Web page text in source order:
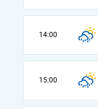
14:00
15:00